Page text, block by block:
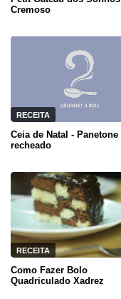
Cremoso
RECEITA
Ceia de Natal - Panetone
recheado
RECEITA
Como Fazer Bolo
Quadriculado Xadrez